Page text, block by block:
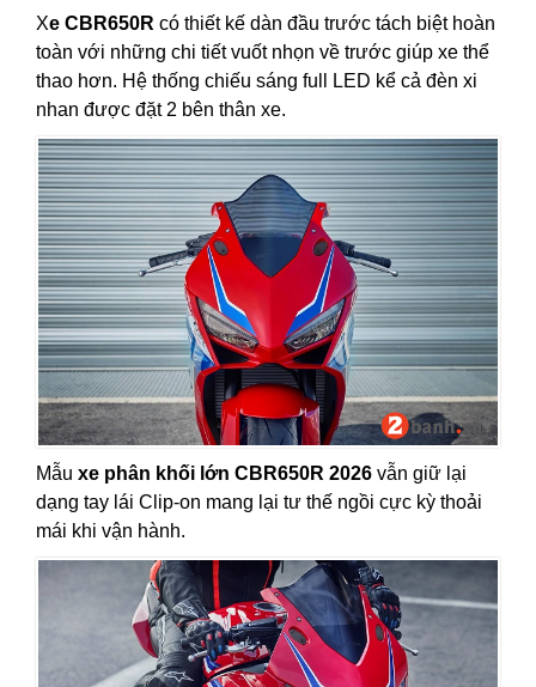
Xe CBR650R có thiết kế dàn đầu trước tách biệt hoàn
toàn với những chi tiết vuốt nhọn về trước giúp xe thể
thao hơn. Hệ thống chiếu sáng full LED kể cả đèn xi
nhan được đặt 2 bên thân xe.
Mẫu xe phân khối lớn CBR650R 2026 vẫn giữ lại
dạng tay lái Clip-on mang lại tư thế ngồi cực kỳ thoải
mái khi vận hành.